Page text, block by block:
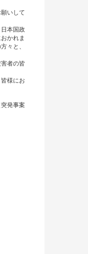
いして
本国政
かれま
々と、
者の皆
様にお
発事案